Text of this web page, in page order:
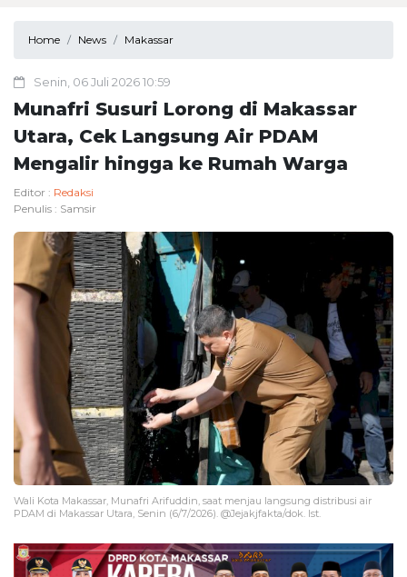
Home News Makassar
Senin, 06 Juli 2026 10:59
Munafri Susuri Lorong di Makassar
Utara, Cek Langsung Air PDAM
Mengalir hingga ke Rumah Warga
Editor : Redaksi
Penulis : Samsir
Wali Kota Makassar, Munafri Arifuddin, saat menjau langsung distribusi air
PDAM di Makassar Utara, Senin (6/7/2026). @Jejakjfakta/dok. Ist.